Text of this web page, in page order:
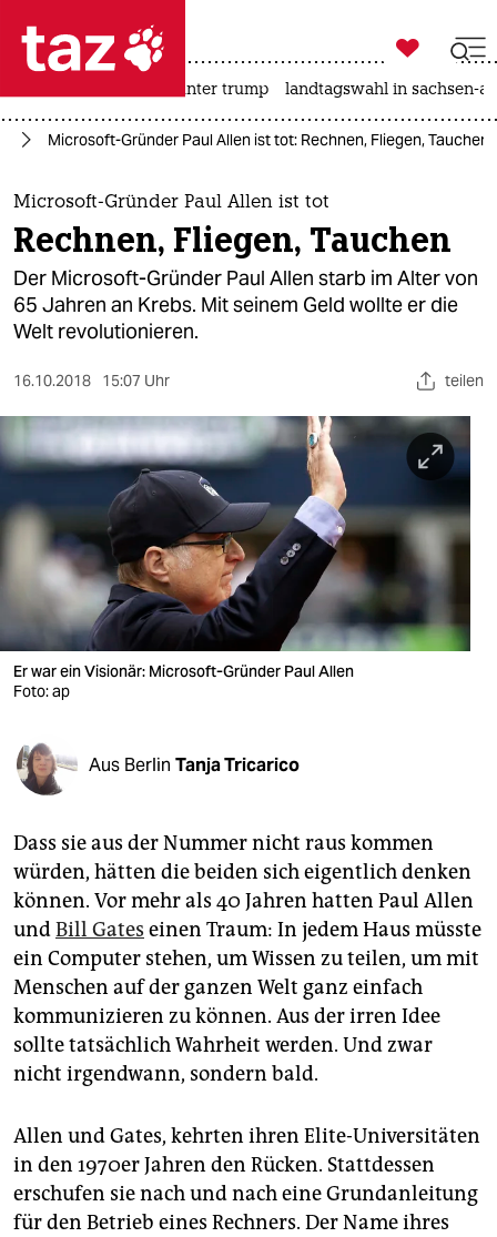
 taz zahl ich
taz zahl ich
themen
politik
öko
sport
berlin
nord
wahrheit
verlag
verlag
shop
unterstützen
abo
genossenschaft
epaper login

taz zahl ich
usa unter trump landtagswahl in sachsen-
Microsoft-Gründer Paul Allen ist tot: Rechnen, Fliegen, Tauchen
Microsoft-Gründer Paul Allen ist tot
Rechnen, Fliegen, Tauchen
Der Microsoft-Gründer Paul Allen starb im Alter von
65 Jahren an Krebs. Mit seinem Geld wollte er die
Welt revolutionieren.
16.10.2018 15:07 Uhr teilen
Er war ein Visionär: Microsoft-Gründer Paul Allen
Foto: ap
Aus Berlin Tanja Tricarico
Dass sie aus der Nummer nicht raus kommen
würden, hätten die beiden sich eigentlich denken
können. Vor mehr als 40 Jahren hatten Paul Allen
undBill Gates einen Traum: In jedem Haus müsste
ein Computer stehen, um Wissen zu teilen, um mit
Menschen auf der ganzen Welt ganz einfach
kommunizieren zu können. Aus der irren Idee
sollte tatsächlich Wahrheit werden. Und zwar
nicht irgendwann, sondern bald.
Allen und Gates, kehrten ihren Elite-Universitäten
in den 1970er Jahren den Rücken. Stattdessen
erschufen sie nach und nach eine Grundanleitung
für den Betrieb eines Rechners. Der Name ihres